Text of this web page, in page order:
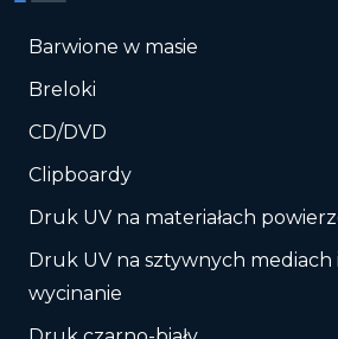
Barwione w masie
Breloki
CD/DVD
Clipboardy
Druk UV na materiałach
Druk UV na sztywnych mediach
wycinanie